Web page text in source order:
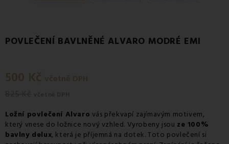
POVLEČENÍ BAVLNĚNÉ ALVARO MODRÉ EMI
500 Kč včetně DPH
Ložní povlečení Alvaro vás překvapí zajímavým motivem,
který vnese do ložnice nový vzhled. Vyrobeny jsou ze 100%
bavlny delux, která je příjemná na dotek. Toto povlečení si